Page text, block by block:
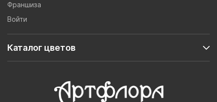
Франшиза
Войти
Каталог цветов